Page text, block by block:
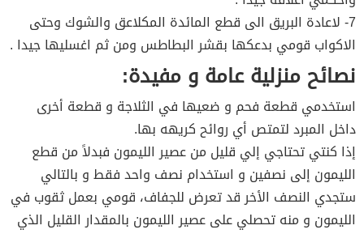
7- لاعادة البريق الى قطع المائدة المكلاعق والشوك وحتى
الاكواب قومي بدعكها بقشر البطاطس ومن ثم اغسليها جيدا .
نصائح منزلية عامة و مفيدة:
استخدمي قطعة فحم و ضعيها في الثلاجة و قطعة أخرى
داخل المبرد لتمتص أي روائح كريهه بها.
إذا كنتي تحتاجي إلي قليل من عصير الليمون فبدلاً من قطع
الليمون إلى نصفين و استخدام نصف واحد فقط و بالتالي
ستجدي النصف الأخر قد تعرض للجفاف، قومي بعمل ثقوب في
الليمون و منه تحصلي على عصير الليمون بالمقدار القليل الذي